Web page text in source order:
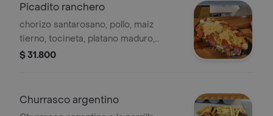
Picadito ranchero
chorizo santarosano, pollo, maiz
tierno, tocineta, platano maduro,
queso, papa cabello de angel, salsas y
$ 31.800
Churrasco argentino